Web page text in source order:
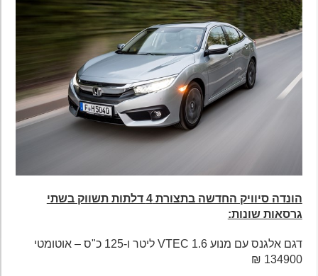
הונדה סיוויק החדשה בתצורת 4 דלתות תשווק בשתי
גרסאות שונות:
דגם אלגנס עם מנוע VTEC 1.6 ליטר ו-125 כ"ס – אוטומטי
134900 ₪